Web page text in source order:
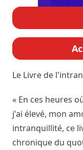
Le Livre de
« En ces heures
j'ai élevé, mon
intranquillité, ce
chronique du